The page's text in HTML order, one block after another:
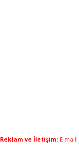
Reklam ve İletişim: E-mail: